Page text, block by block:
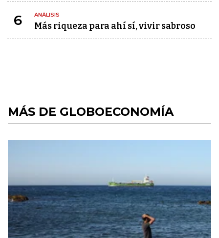
6 ANÁLISIS
Más riqueza para ahí sí, vivir sabroso
MÁS DE GLOBOECONOMÍA